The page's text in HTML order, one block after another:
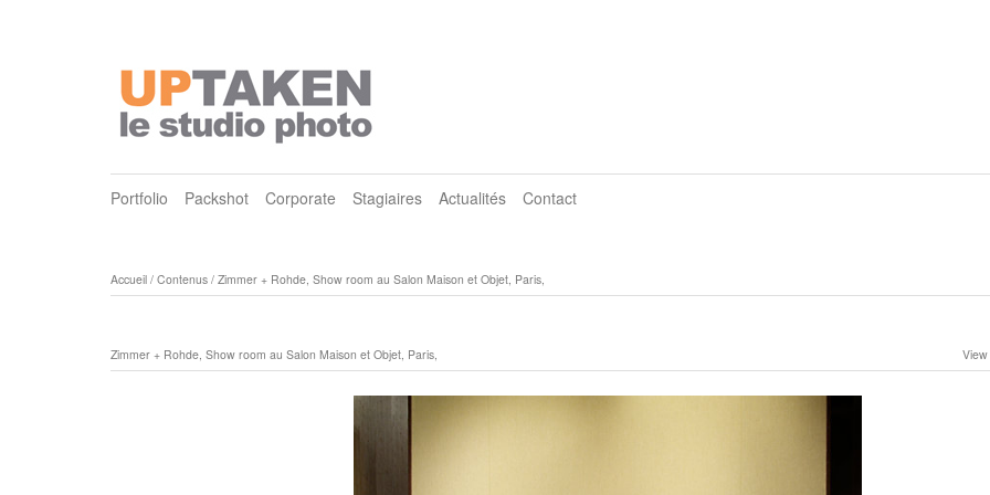
Portfolio Packshot Corporate Stagiaires Actualités Contact
Accueil/ Contenus/ Zimmer + Rohde, Show room au Salon Maison et Objet, Paris,
Zimmer + Rohde, Show room au Salon Maison et Objet, Paris,